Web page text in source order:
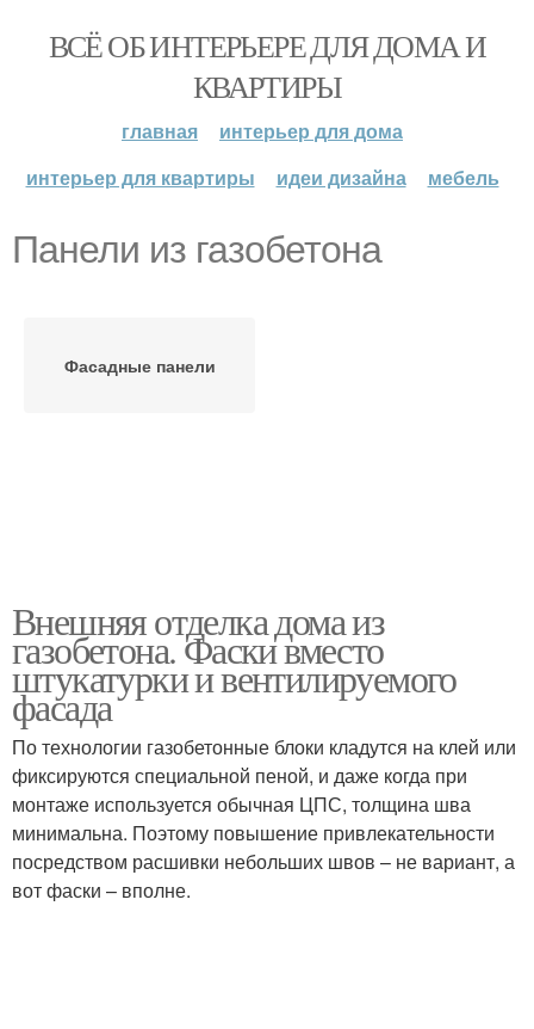
ВСЁ ОБ ИНТЕРЬЕРЕ ДЛЯ ДОМА И
КВАРТИРЫ
главная
интерьер для дома
интерьер для квартиры
идеи дизайна мебель
Панели из газобетона
Фасадные панели
Внешняя отделка дома из
газобетона. Фаски вместо
штукатурки и вентилируемого
фасада
По технологии газобетонные блоки кладутся на клей или
фиксируются специальной пеной, и даже когда при
монтаже используется обычная ЦПС, толщина шва
минимальна. Поэтому повышение привлекательности
посредством расшивки небольших швов – не вариант, а
вот фаски – вполне.